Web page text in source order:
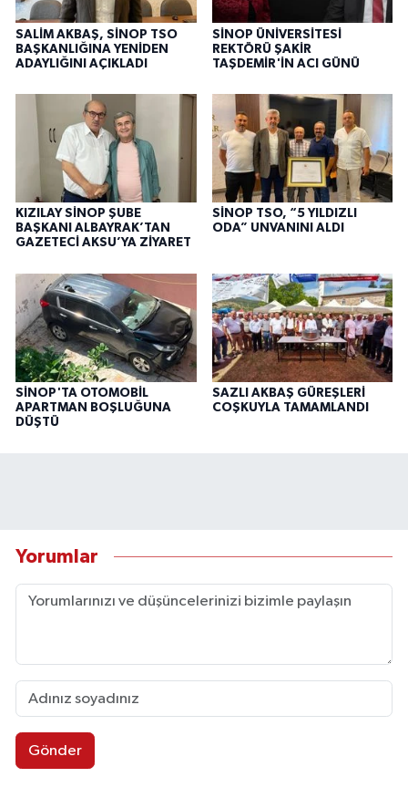
SALİM AKBAŞ, SİNOP TSO
BAŞKANLIĞINA YENİDEN
ADAYLIĞINI AÇIKLADI
SİNOP ÜNİVERSİTESİ
REKTÖRÜ ŞAKİR
TAŞDEMİR'İN ACI GÜNÜ
KIZILAY SİNOP ŞUBE
BAŞKANI ALBAYRAK’TAN
GAZETECİ AKSU’YA ZİYARET
SİNOP TSO, “5 YILDIZLI
ODA” UNVANINI ALDI
SİNOP'TA OTOMOBİL
APARTMAN BOŞLUĞUNA
DÜŞTÜ
SAZLI AKBAŞ GÜREŞLERİ
COŞKUYLA TAMAMLANDI
Yorumlar
Gönder